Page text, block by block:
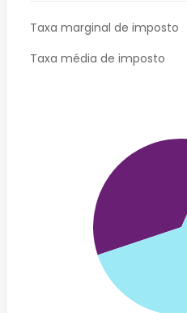
Taxa marginal de imposto
Taxa média de imposto